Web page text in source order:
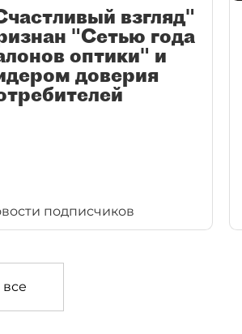
взгляд"
"Сетью года
оптики" и
доверия
подписчиков
все